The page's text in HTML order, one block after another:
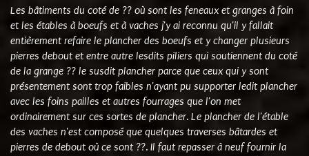
Les bâtiments du coté de ?? où sont les feneaux et granges à foin
et les étables à boeufs et à vaches j'y ai reconnu qu'il y fallait
entièrement refaire le plancher des boeufs et y changer plusieurs
pierres debout et entre autre lesdits piliers qui soutiennent du coté
de la grange ?? le susdit plancher parce que ceux qui y sont
présentement sont trop faibles n'ayant pu supporter ledit plancher
avec les foins pailles et autres fourrages que l'on met
ordinairement sur ces sortes de plancher. Le plancher de l'étable
des vaches n'est composé que quelques traverses bâtardes et
pierres de debout où ce sont ??. Il faut repasser à neuf fournir la